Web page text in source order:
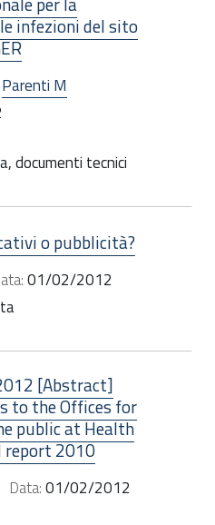
infezioni del sito
Parenti M
documenti tecnici
o pubblicità?
01/02/2012
[Abstract]
to the Offices for
public at Health
report 2010
Data:01/02/2012